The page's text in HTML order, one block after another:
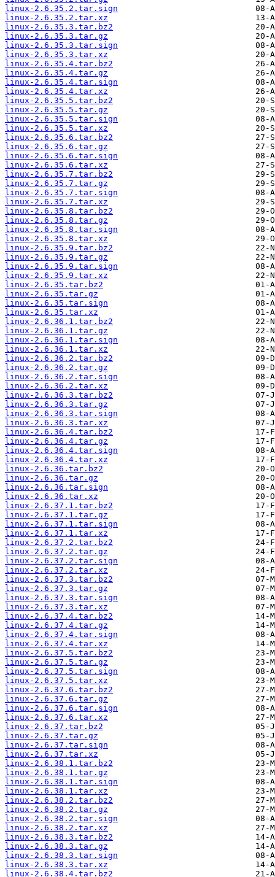
linux-2.6.35.2.tar.sign
linux-2.6.35.2.tar.xz
linux-2.6.35.3.tar.bz2
linux-2.6.35.3.tar.gz
linux-2.6.35.3.tar.sign
linux-2.6.35.3.tar.xz
linux-2.6.35.4.tar.bz2
linux-2.6.35.4.tar.gz
linux-2.6.35.4.tar.sign
linux-2.6.35.4.tar.xz
linux-2.6.35.5.tar.bz2
linux-2.6.35.5.tar.gz
linux-2.6.35.5.tar.sign
linux-2.6.35.5.tar.xz
linux-2.6.35.6.tar.bz2
linux-2.6.35.6.tar.gz
linux-2.6.35.6.tar.sign
linux-2.6.35.6.tar.xz
linux-2.6.35.7.tar.bz2
linux-2.6.35.7.tar.gz
linux-2.6.35.7.tar.sign
linux-2.6.35.7.tar.xz
linux-2.6.35.8.tar.bz2
linux-2.6.35.8.tar.gz
linux-2.6.35.8.tar.sign
linux-2.6.35.8.tar.xz
linux-2.6.35.9.tar.bz2
linux-2.6.35.9.tar.gz
linux-2.6.35.9.tar.sign
linux-2.6.35.9.tar.xz
linux-2.6.35.tar.bz2
linux-2.6.35.tar.gz
linux-2.6.35.tar.sign
linux-2.6.35.tar.xz
linux-2.6.36.1.tar.bz2
linux-2.6.36.1.tar.gz
linux-2.6.36.1.tar.sign
linux-2.6.36.1.tar.xz
linux-2.6.36.2.tar.bz2
linux-2.6.36.2.tar.gz
linux-2.6.36.2.tar.sign
linux-2.6.36.2.tar.xz
linux-2.6.36.3.tar.bz2
linux-2.6.36.3.tar.gz
linux-2.6.36.3.tar.sign
linux-2.6.36.3.tar.xz
linux-2.6.36.4.tar.bz2
linux-2.6.36.4.tar.gz
linux-2.6.36.4.tar.sign
linux-2.6.36.4.tar.xz
linux-2.6.36.tar.bz2
linux-2.6.36.tar.gz
linux-2.6.36.tar.sign
linux-2.6.36.tar.xz
linux-2.6.37.1.tar.bz2
linux-2.6.37.1.tar.gz
linux-2.6.37.1.tar.sign
linux-2.6.37.1.tar.xz
linux-2.6.37.2.tar.bz2
linux-2.6.37.2.tar.gz
linux-2.6.37.2.tar.sign
linux-2.6.37.2.tar.xz
linux-2.6.37.3.tar.bz2
linux-2.6.37.3.tar.gz
linux-2.6.37.3.tar.sign
linux-2.6.37.3.tar.xz
linux-2.6.37.4.tar.bz2
linux-2.6.37.4.tar.gz
linux-2.6.37.4.tar.sign
linux-2.6.37.4.tar.xz
linux-2.6.37.5.tar.bz2
linux-2.6.37.5.tar.gz
linux-2.6.37.5.tar.sign
linux-2.6.37.5.tar.xz
linux-2.6.37.6.tar.bz2
linux-2.6.37.6.tar.gz
linux-2.6.37.6.tar.sign
linux-2.6.37.6.tar.xz
linux-2.6.37.tar.bz2
linux-2.6.37.tar.gz
linux-2.6.37.tar.sign
linux-2.6.37.tar.xz
linux-2.6.38.1.tar.bz2
linux-2.6.38.1.tar.gz
linux-2.6.38.1.tar.sign
linux-2.6.38.1.tar.xz
linux-2.6.38.2.tar.bz2
linux-2.6.38.2.tar.gz
linux-2.6.38.2.tar.sign
linux-2.6.38.2.tar.xz
linux-2.6.38.3.tar.bz2
linux-2.6.38.3.tar.gz
linux-2.6.38.3.tar.sign
linux-2.6.38.3.tar.xz
linux-2.6.38.4.tar.bz2